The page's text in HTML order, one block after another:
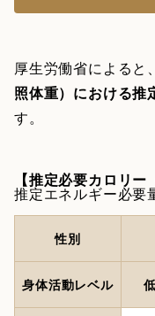
厚生労働省によると、
照体重）における推
す。
【推定必要カロリー
推定エネルギー必要
性別
身体活動レベル